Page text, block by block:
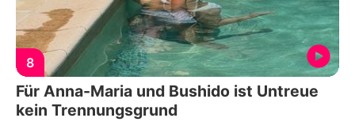
8
Für Anna-Maria und Bushido ist Untreue
kein Trennungsgrund